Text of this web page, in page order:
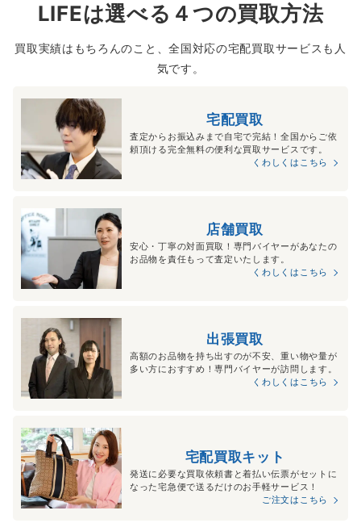
LIFEは選べる４つの買取方法
買取実績はもちろんのこと、全国対応の宅配買取サービスも人
気です。
宅配買取
査定からお振込みまで自宅で完結！全国からご依
頼頂ける完全無料の便利な買取サービスです。
くわしくはこちら
店舗買取
安心・丁寧の対面買取！専門バイヤーがあなたの
お品物を責任もって査定いたします。
くわしくはこちら
出張買取
高額のお品物を持ち出すのが不安、重い物や量が
多い方におすすめ！専門バイヤーが訪問します。
くわしくはこちら
宅配買取キット
発送に必要な買取依頼書と着払い伝票がセットに
なった宅急便で送るだけのお手軽サービス！
ご注文はこちら